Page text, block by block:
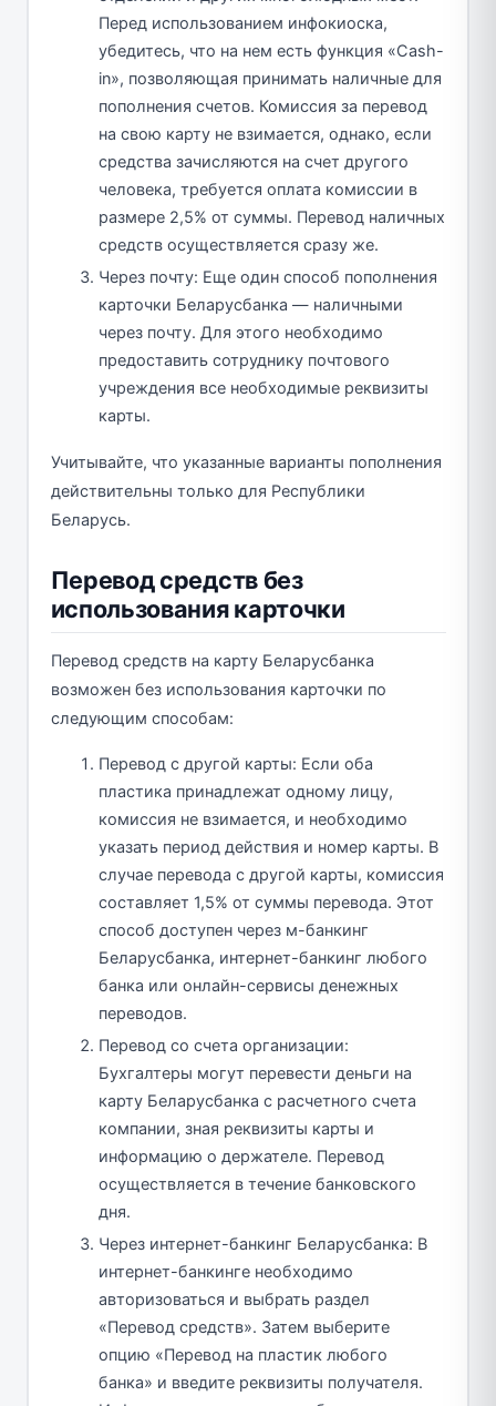
Перед использованием инфокиоска,
убедитесь, что на нем есть функция «Cash-
in», позволяющая принимать наличные для
пополнения счетов. Комиссия за перевод
на свою карту не взимается, однако, если
средства зачисляются на счет другого
человека, требуется оплата комиссии в
размере 2,5% от суммы. Перевод наличных
средств осуществляется сразу же.
Через почту: Еще один способ пополнения
карточки Беларусбанка — наличными
через почту. Для этого необходимо
предоставить сотруднику почтового
учреждения все необходимые реквизиты
карты.
Учитывайте, что указанные варианты пополнения
действительны только для Республики
Беларусь.
Перевод средств без
использования карточки
Перевод средств на карту Беларусбанка
возможен без использования карточки по
следующим способам:
Перевод с другой карты: Если оба
пластика принадлежат одному лицу,
комиссия не взимается, и необходимо
указать период действия и номер карты. В
случае перевода с другой карты, комиссия
составляет 1,5% от суммы перевода. Этот
способ доступен через м-банкинг
Беларусбанка, интернет-банкинг любого
банка или онлайн-сервисы денежных
переводов.
Перевод со счета организации:
Бухгалтеры могут перевести деньги на
карту Беларусбанка с расчетного счета
компании, зная реквизиты карты и
информацию о держателе. Перевод
осуществляется в течение банковского
дня.
Через интернет-банкинг Беларусбанка: В
интернет-банкинге необходимо
авторизоваться и выбрать раздел
«Перевод средств». Затем выберите
опцию «Перевод на пластик любого
банка» и введите реквизиты получателя.